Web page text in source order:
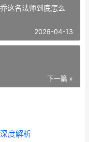
这名法师到底怎么
2026-04-13
下一篇 »
度解析